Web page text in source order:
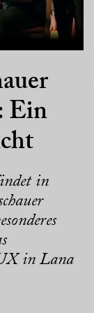
Ein
in
in Lana